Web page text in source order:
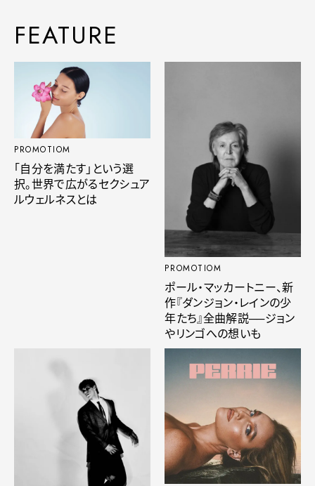
FEATURE
PROMOTIOM
「自分を満たす」という選
択。世界で広がるセクシュア
ルウェルネスとは
PROMOTIOM
ポール・マッカートニー、新
作『ダンジョン・レインの少
年たち』全曲解説──ジョン
やリンゴへの想いも